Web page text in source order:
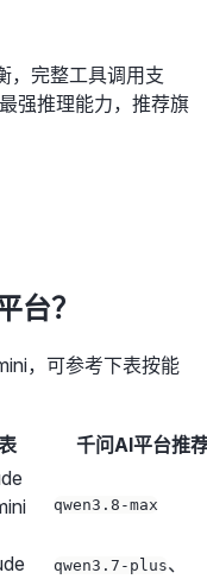
完整工具调用支
强推理能力，推荐旗
台？
，可参考下表按能
千问AI平台推
qwen3.8-max
qwen3.7-plus、